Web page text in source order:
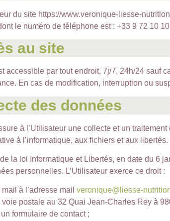
du site https://www.veronique-liesse-
le numéro de téléphone est : +33 9 72 10
au site
accessible par tout endroit, 7j/7, 24h/24 sauf
En cas de modification, interruption ou
des données
à l’Utilisateur une collecte et un
à l’informatique, aux fichiers et aux libertés.
la loi Informatique et Libertés, en date du 6
personnelles. L’Utilisateur exerce ce droit :
mail à l’adresse mail veronique@liesse-
voie postale au 32 Quai Jean-Charles Rey à
formulaire de contact ;